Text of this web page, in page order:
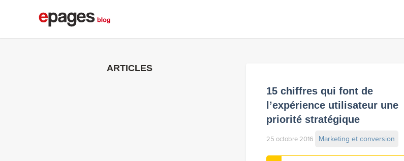
ARTICLES
15 chiffres qui font de
l’expérience utilisateur une
priorité stratégique
25 octobre 2016 Marketing et conversion